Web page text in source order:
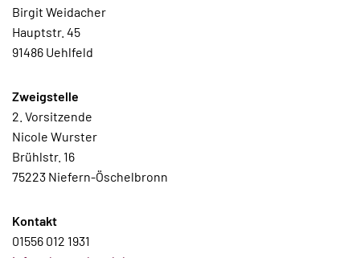
Birgit Weidacher
Hauptstr. 45
91486 Uehlfeld
Zweigstelle
2. Vorsitzende
Nicole Wurster
Brühlstr. 16
75223 Niefern-Öschelbronn
Kontakt
01556 012 1931